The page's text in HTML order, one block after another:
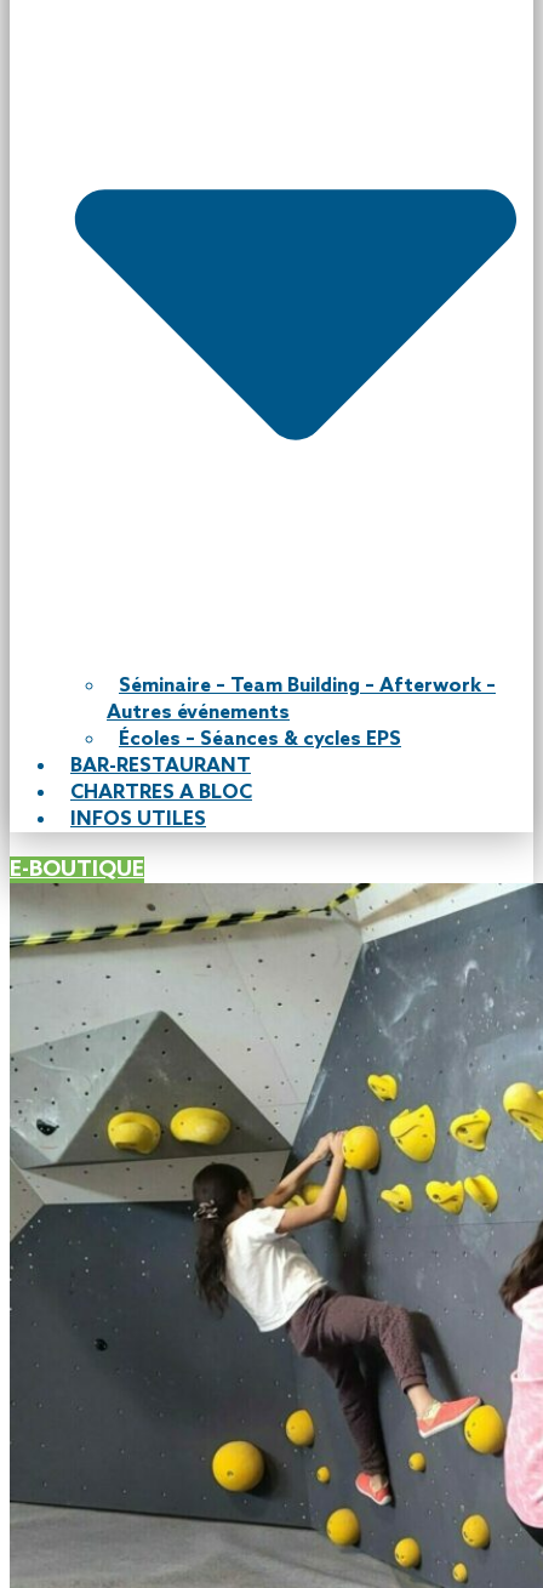
Séminaire – Team Building – Afterwork –
Autres événements
Écoles – Séances & cycles EPS
BAR-RESTAURANT
CHARTRES A BLOC
INFOS UTILES
E-BOUTIQUE